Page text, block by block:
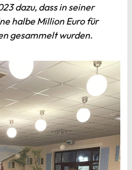
dazu, dass in seiner
halbe Million Euro für
gesammelt wurden.